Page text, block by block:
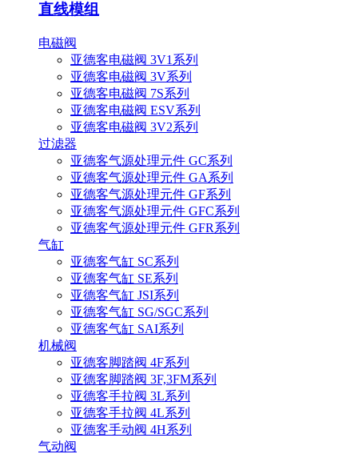
直线模组
电磁阀
亚德客电磁阀 3V1系列
亚德客电磁阀 3V系列
亚德客电磁阀 7S系列
亚德客电磁阀 ESV系列
亚德客电磁阀 3V2系列
过滤器
亚德客气源处理元件 GC系列
亚德客气源处理元件 GA系列
亚德客气源处理元件 GF系列
亚德客气源处理元件 GFC系列
亚德客气源处理元件 GFR系列
气缸
亚德客气缸 SC系列
亚德客气缸 SE系列
亚德客气缸 JSI系列
亚德客气缸 SG/SGC系列
亚德客气缸 SAI系列
机械阀
亚德客脚踏阀 4F系列
亚德客脚踏阀 3F,3FM系列
亚德客手拉阀 3L系列
亚德客手拉阀 4L系列
亚德客手动阀 4H系列
气动阀